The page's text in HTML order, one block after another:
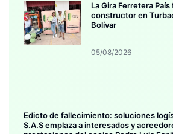
La Gira Ferretera
constructor en
Bolívar
05/08/2026
Edicto de fallecimiento: soluciones
S.A.S emplaza a interesados y